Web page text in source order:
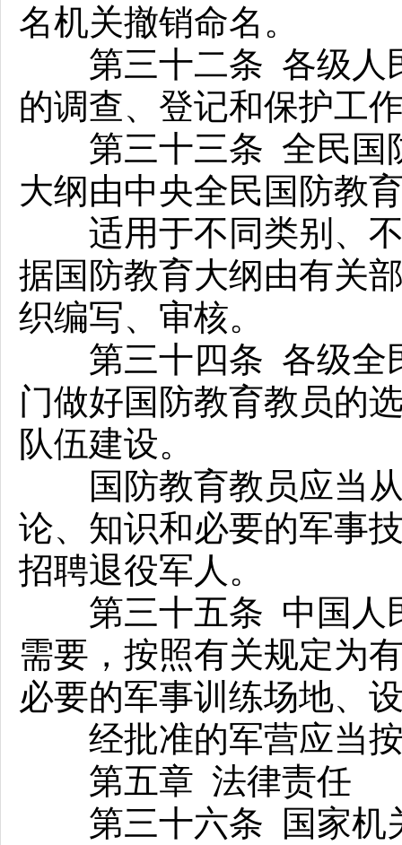
名机关撤销命名。
第三十二条 各级人民
的调查、登记和保护工
第三十三条 全民国防
大纲由中央全民国防教
适用于不同类别、不
据国防教育大纲由有关
织编写、审核。
第三十四条 各级全民
门做好国防教育教员的
队伍建设。
国防教育教员应当从
论、知识和必要的军事
招聘退役军人。
第三十五条 中国人民
需要，按照有关规定为
必要的军事训练场地、
经批准的军营应当按
第五章 法律责任
第三十六条 国家机关